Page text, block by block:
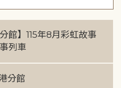
館】115年8月彩虹故事
列車
分館